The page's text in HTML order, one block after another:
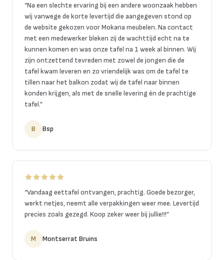
“Na een slechte ervaring bij een andere woonzaak hebben
wij vanwege de korte levertijd die aangegeven stond op
de website gekozen voor Mokana meubelen. Na contact
met een medewerker bleken zij de wachttijd echt na te
kunnen komen en was onze tafel na 1 week al binnen. Wij
zijn ontzettend tevreden met zowel de jongen die de
tafel kwam leveren en zo vriendelijk was om de tafel te
tillen naar het balkon zodat wij de tafel naar binnen
konden krijgen, als met de snelle levering én de prachtige
tafel.”
B Bsp
“Vandaag eettafel ontvangen, prachtig. Goede bezorger,
werkt netjes, neemt alle verpakkingen weer mee. Levertijd
precies zoals gezegd. Koop zeker weer bij jullie!!!”
M Montserrat Bruins